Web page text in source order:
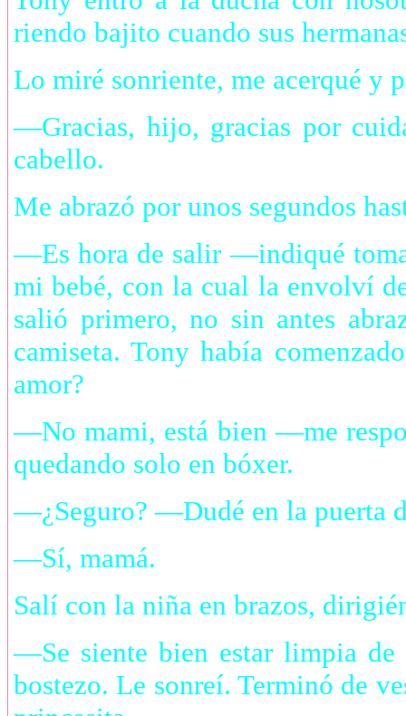
riendo bajito cuando sus
Lo miré sonriente, me acerqué y
—Gracias, hijo, gracias por
cabello.
Me abrazó por unos segundos
—Es hora de salir —indiqué
mi bebé, con la cual la envolví
salió primero, no sin antes
camiseta. Tony había
amor?
—No mami, está bien —me
quedando solo en bóxer.
—¿Seguro? —Dudé en la puerta
—Sí, mamá.
Salí con la niña en brazos,
—Se siente bien estar limpia
bostezo. Le sonreí. Terminó de